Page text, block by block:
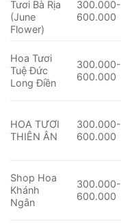
Tươi Bà Rịa
(June
Flower)
300.000-
600.000
Hoa Tươi
Tuệ Đức
Long Điền
300.000-
600.000
HOA TƯƠI
THIÊN ÂN
300.000-
600.000
Shop Hoa
Khánh
Ngân
300.000-
600.000